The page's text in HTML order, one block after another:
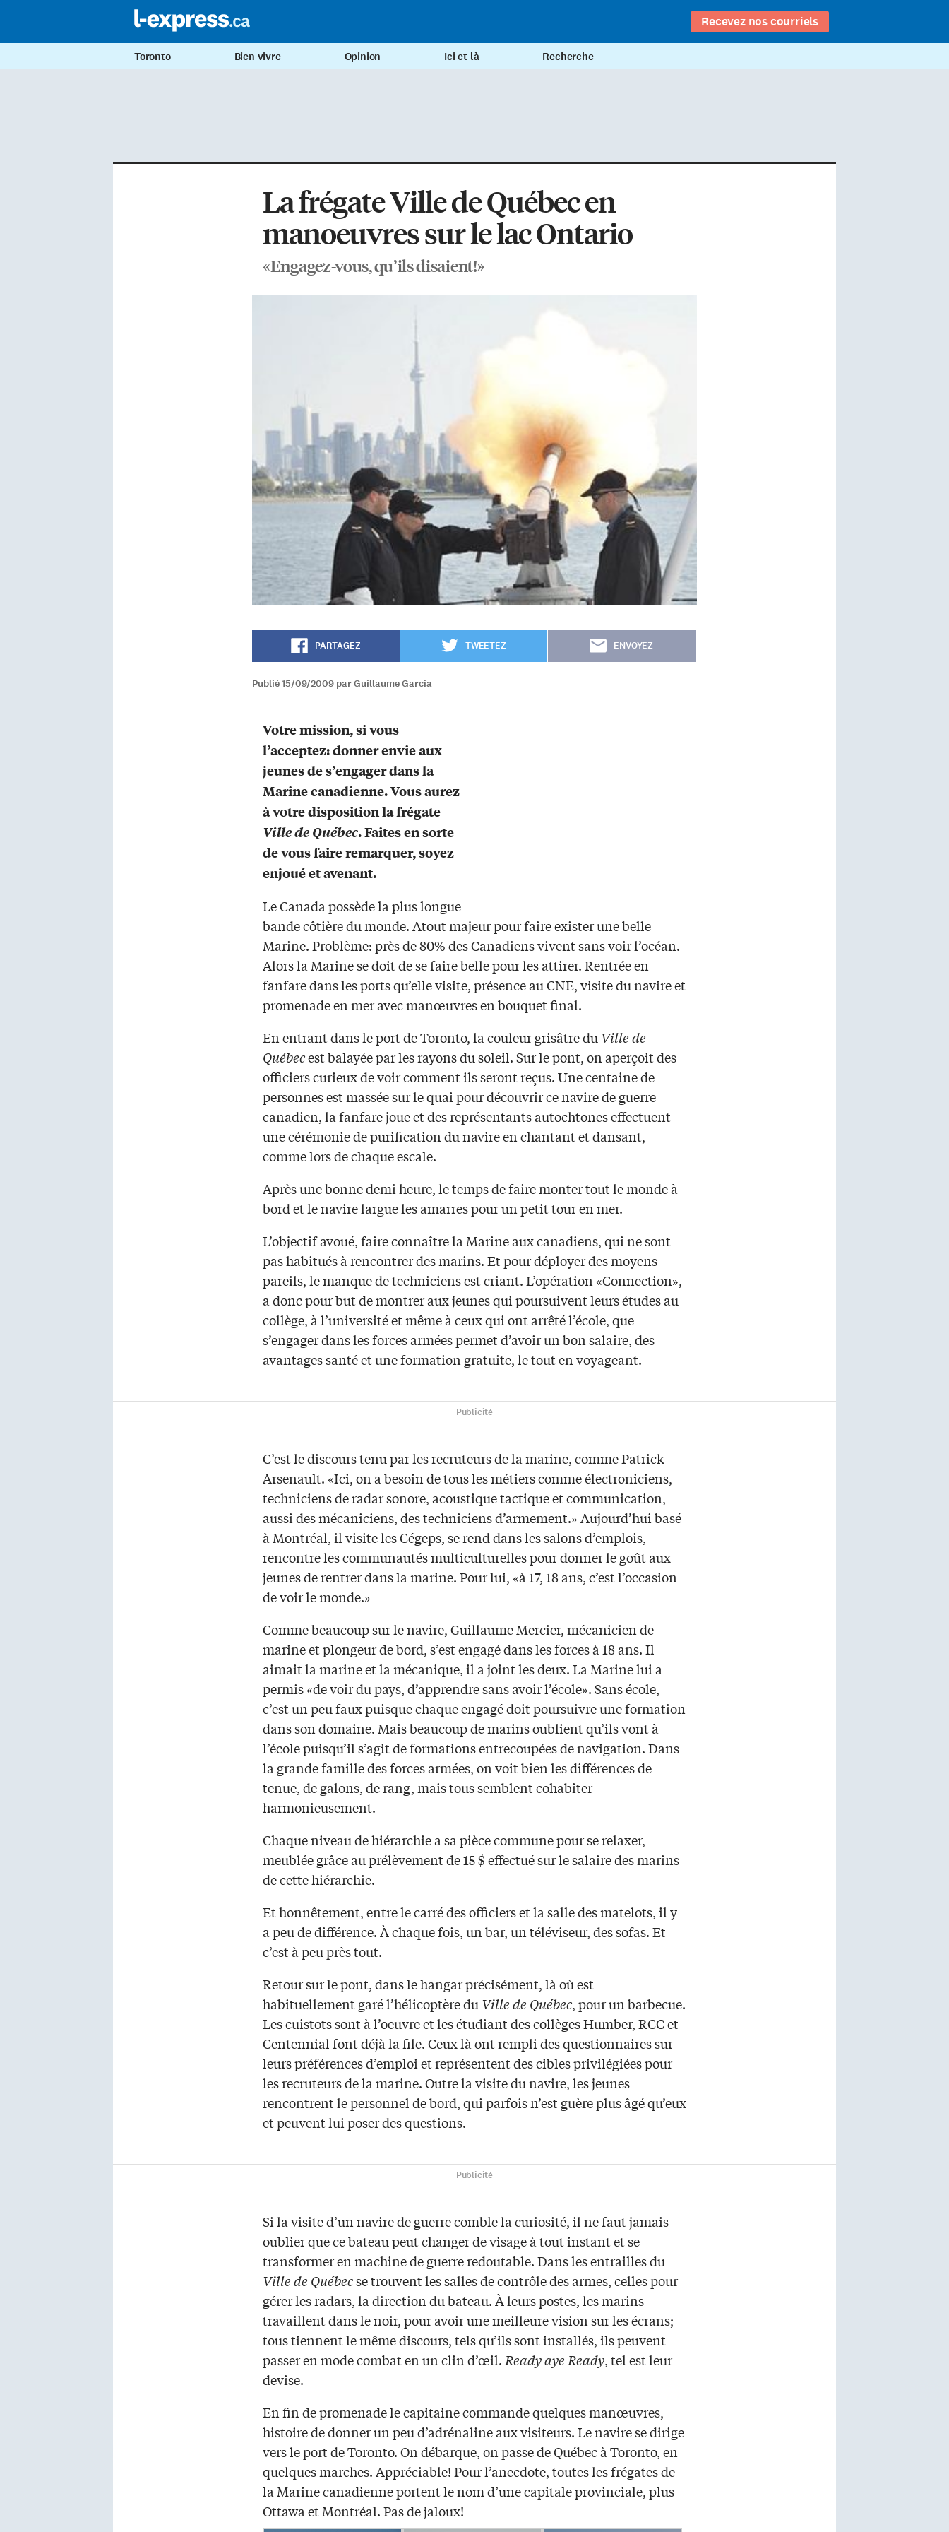
Recevez nos courriels
Toronto Bien vivre Opinion Ici et là Recherche
La frégate Ville de Québec en
manoeuvres sur le lac Ontario
«Engagez-vous, qu’ils disaient!»
PARTAGEZ TWEETEZ ENVOYEZ
Publié 15/09/2009 par Guillaume Garcia
Votre mission, si vous
l’acceptez: donner envie aux
jeunes de s’engager dans la
Marine canadienne. Vous aurez
à votre disposition la frégate
Ville de Québec. Faites en sorte
de vous faire remarquer, soyez
enjoué et avenant.
Le Canada possède la plus longue
bande côtière du monde. Atout majeur pour faire exister une belle
Marine. Problème: près de 80% des Canadiens vivent sans voir l’océan.
Alors la Marine se doit de se faire belle pour les attirer. Rentrée en
fanfare dans les ports qu’elle visite, présence au CNE, visite du navire et
promenade en mer avec manœuvres en bouquet final.
En entrant dans le port de Toronto, la couleur grisâtre du Ville de
Québecest balayée par les rayons du soleil. Sur le pont, on aperçoit des
officiers curieux de voir comment ils seront reçus. Une centaine de
personnes est massée sur le quai pour découvrir ce navire de guerre
canadien, la fanfare joue et des représentants autochtones effectuent
une cérémonie de purification du navire en chantant et dansant,
comme lors de chaque escale.
Après une bonne demi heure, le temps de faire monter tout le monde à
bord et le navire largue les amarres pour un petit tour en mer.
L’objectif avoué, faire connaître la Marine aux canadiens, qui ne sont
pas habitués à rencontrer des marins. Et pour déployer des moyens
pareils, le manque de techniciens est criant. L’opération «Connection»,
a donc pour but de montrer aux jeunes qui poursuivent leurs études au
collège, à l’université et même à ceux qui ont arrêté l’école, que
s’engager dans les forces armées permet d’avoir un bon salaire, des
avantages santé et une formation gratuite, le tout en voyageant.
Publicité
C’est le discours tenu par les recruteurs de la marine, comme Patrick
Arsenault. «Ici, on a besoin de tous les métiers comme électroniciens,
techniciens de radar sonore, acoustique tactique et communication,
aussi des mécaniciens, des techniciens d’armement.» Aujourd’hui basé
à Montréal, il visite les Cégeps, se rend dans les salons d’emplois,
rencontre les communautés multiculturelles pour donner le goût aux
jeunes de rentrer dans la marine. Pour lui, «à 17, 18 ans, c’est l’occasion
de voir le monde.»
Comme beaucoup sur le navire, Guillaume Mercier, mécanicien de
marine et plongeur de bord, s’est engagé dans les forces à 18 ans. Il
aimait la marine et la mécanique, il a joint les deux. La Marine lui a
permis «de voir du pays, d’apprendre sans avoir l’école». Sans école,
c’est un peu faux puisque chaque engagé doit poursuivre une formation
dans son domaine. Mais beaucoup de marins oublient qu’ils vont à
l’école puisqu’il s’agit de formations entrecoupées de navigation. Dans
la grande famille des forces armées, on voit bien les différences de
tenue, de galons, de rang, mais tous semblent cohabiter
harmonieusement.
Chaque niveau de hiérarchie a sa pièce commune pour se relaxer,
meublée grâce au prélèvement de 15 $ effectué sur le salaire des marins
de cette hiérarchie.
Et honnêtement, entre le carré des officiers et la salle des matelots, il y
a peu de différence. À chaque fois, un bar, un téléviseur, des sofas. Et
c’est à peu près tout.
Retour sur le pont, dans le hangar précisément, là où est
habituellement garé l’hélicoptère du Ville de Québec, pour un barbecue.
Les cuistots sont à l’oeuvre et les étudiant des collèges Humber, RCC et
Centennial font déjà la file. Ceux là ont rempli des questionnaires sur
leurs préférences d’emploi et représentent des cibles privilégiées pour
les recruteurs de la marine. Outre la visite du navire, les jeunes
rencontrent le personnel de bord, qui parfois n’est guère plus âgé qu’eux
et peuvent lui poser des questions.
Publicité
Si la visite d’un navire de guerre comble la curiosité, il ne faut jamais
oublier que ce bateau peut changer de visage à tout instant et se
transformer en machine de guerre redoutable. Dans les entrailles du
Ville de Québecse trouvent les salles de contrôle des armes, celles pour
gérer les radars, la direction du bateau. À leurs postes, les marins
travaillent dans le noir, pour avoir une meilleure vision sur les écrans;
tous tiennent le même discours, tels qu’ils sont installés, ils peuvent
passer en mode combat en un clin d’œil. Ready aye Ready, tel est leur
devise.
En fin de promenade le capitaine commande quelques manœuvres,
histoire de donner un peu d’adrénaline aux visiteurs. Le navire se dirige
vers le port de Toronto. On débarque, on passe de Québec à Toronto, en
quelques marches. Appréciable! Pour l’anecdote, toutes les frégates de
la Marine canadienne portent le nom d’une capitale provinciale, plus
Ottawa et Montréal. Pas de jaloux!